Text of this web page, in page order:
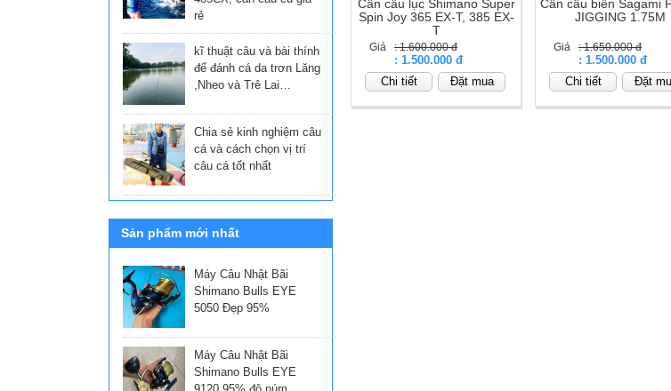
rẻ
kĩ thuật câu và bài thính
để đánh cá da trơn Lăng
,Nheo và Trê Lai…
Chia sẻ kinh nghiệm câu
cá và cách chọn vị trí
câu cá tốt nhất
Sản phẩm mới nhất
Máy Câu Nhật Bãi
Shimano Bulls EYE
5050 Đẹp 95%
Máy Câu Nhật Bãi
Shimano Bulls EYE
Bill và trục máy câu cá Shimano được làm cực tốt,
Cần câu lục Shimano Super
Spin Joy 365 EX-T, 385 EX-
T
Giá : 1.600.000 đ
: 1.500.000 đ
Chi tiết
Đặt mua
Cần câu biển Sagami
JIGGING 1.75M
Giá : 1.650.000 đ
: 1.500.000 đ
Chi tiết
Đặt